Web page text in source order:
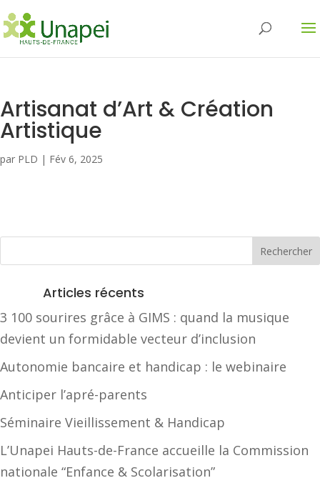
Artisanat d’Art & Création
Artistique
par PLD | Fév 6, 2025
Articles récents
3 100 sourires grâce à GIMS : quand la musique
devient un formidable vecteur d’inclusion
Autonomie bancaire et handicap : le webinaire
Anticiper l’apré-parents
Séminaire Vieillissement & Handicap
L’Unapei Hauts-de-France accueille la Commission
nationale “Enfance & Scolarisation”